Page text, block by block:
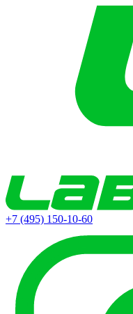
+7 (495) 150-10-60